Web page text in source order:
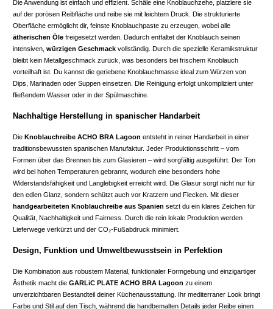
Die Anwendung ist einfach und effizient. Schäle eine Knoblauchzehe, platziere sie
auf der porösen Reibfläche und reibe sie mit leichtem Druck. Die strukturierte
Oberfläche ermöglicht dir, feinste Knoblauchpaste zu erzeugen, wobei alle
ätherischen Öle freigesetzt werden. Dadurch entfaltet der Knoblauch seinen
intensiven, würzigen Geschmack vollständig. Durch die spezielle Keramikstruktur
bleibt kein Metallgeschmack zurück, was besonders bei frischem Knoblauch
vorteilhaft ist. Du kannst die geriebene Knoblauchmasse ideal zum Würzen von
Dips, Marinaden oder Suppen einsetzen. Die Reinigung erfolgt unkompliziert unter
fließendem Wasser oder in der Spülmaschine.
Nachhaltige Herstellung in spanischer Handarbeit
Die Knoblauchreibe ACHO BRA Lagoon entsteht in reiner Handarbeit in einer
traditionsbewussten spanischen Manufaktur. Jeder Produktionsschritt – vom
Formen über das Brennen bis zum Glasieren – wird sorgfältig ausgeführt. Der Ton
wird bei hohen Temperaturen gebrannt, wodurch eine besonders hohe
Widerstandsfähigkeit und Langlebigkeit erreicht wird. Die Glasur sorgt nicht nur für
den edlen Glanz, sondern schützt auch vor Kratzern und Flecken. Mit dieser
handgearbeiteten Knoblauchreibe aus Spanien setzt du ein klares Zeichen für
Qualität, Nachhaltigkeit und Fairness. Durch die rein lokale Produktion werden
Lieferwege verkürzt und der CO₂-Fußabdruck minimiert.
Design, Funktion und Umweltbewusstsein in Perfektion
Die Kombination aus robustem Material, funktionaler Formgebung und einzigartiger
Ästhetik macht die GARLiC PLATE ACHO BRA Lagoon zu einem
unverzichtbaren Bestandteil deiner Küchenausstattung. Ihr mediterraner Look bringt
Farbe und Stil auf den Tisch, während die handbemalten Details jeder Reibe einen